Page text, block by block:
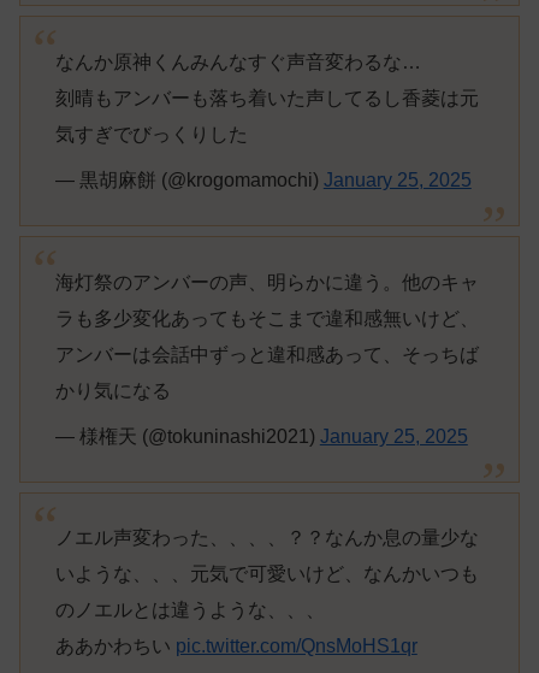
なんか原神くんみんなすぐ声音変わるな…
刻晴もアンバーも落ち着いた声してるし香菱は元
気すぎでびっくりした
— 黒胡麻餅 (@krogomamochi) January 25, 2025
海灯祭のアンバーの声、明らかに違う。他のキャ
ラも多少変化あってもそこまで違和感無いけど、
アンバーは会話中ずっと違和感あって、そっちば
かり気になる
— 様権天 (@tokuninashi2021) January 25, 2025
ノエル声変わった、、、、？？なんか息の量少な
いような、、、元気で可愛いけど、なんかいつも
のノエルとは違うような、、、
ああかわちい pic.twitter.com/QnsMoHS1qr